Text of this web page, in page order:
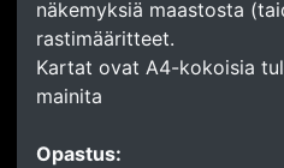
näkemyksiä maastosta
rastimääritteet.
Kartat ovat A4-kokoisia
mainita
Opastus: